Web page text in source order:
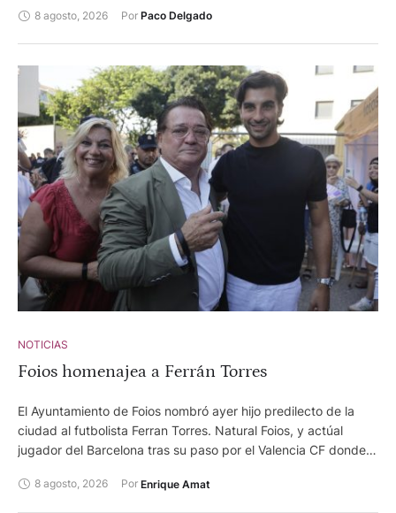
8 agosto, 2026 Por Paco Delgado
NOTICIAS
Foios homenajea a Ferrán Torres
El Ayuntamiento de Foios nombró ayer hijo predilecto de la
ciudad al futbolista Ferran Torres. Natural Foios, y actúal
jugador del Barcelona tras su paso por el Valencia CF donde
después de su triunfal actuación en el pasado mundial de
8 agosto, 2026 Por Enrique Amat